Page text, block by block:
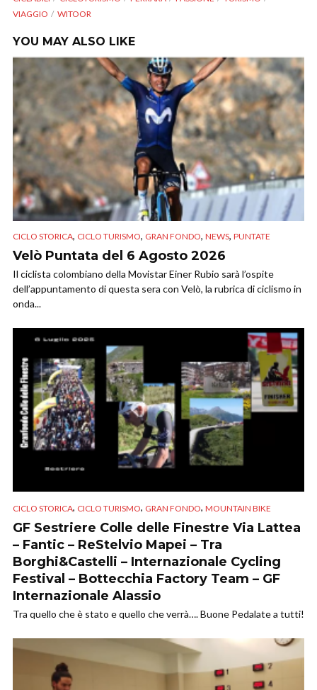
VIAGGIO
WITOOR
YOU MAY ALSO LIKE
CICLO STORICA, CICLO TURISMO, GRAN FONDO, NEWS, PUNTATE
Velò Puntata del 6 Agosto 2026
Il ciclista colombiano della Movistar Einer Rubio sarà l’ospite
dell’appuntamento di questa sera con Velò, la rubrica di ciclismo in
onda...
CICLO STORICA, CICLO TURISMO, GRAN FONDO, MOUNTAIN BIKE
GF Sestriere Colle delle Finestre Via Lattea
– Fantic – ReStelvio Mapei – Tra
Borghi&Castelli – Internazionale Cycling
Festival – Bottecchia Factory Team – GF
Internazionale Alassio
Tra quello che è stato e quello che verrà…. Buone Pedalate a tutti!